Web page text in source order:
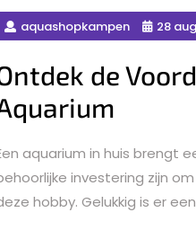
aquashopkampen 28
de
aquarium in huis brengt
investering zijn
hobby. Gelukkig is er